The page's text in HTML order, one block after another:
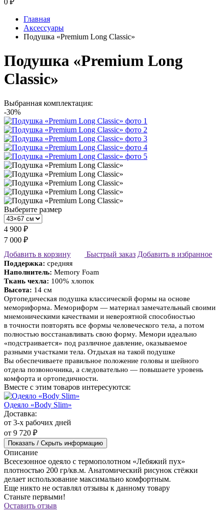
0 ₽
Главная
Аксессуары
Подушка «Premium Long Classic»
Подушка «Premium Long
Classic»
Выбранная комплектация:
-30%
Выберите размер
4 900 ₽
7 000 ₽
Добавить в корзину
Быстрый заказ Добавить в избранное
Поддержка: средняя
Наполнитель: Memory Foam
Ткань чехла: 100% хлопок
Высота: 14 см
Ортопедическая подушка классической формы на основе
мемориформа. Мемориформ — материал замечательный своими
мнемоническими качествами и невероятной способностью
в точности повторять все формы человеческого тела, а потом
полностью восстанавливать свою форму. Мемори идеально
«подстраивается» под различное давление, оказываемое
разными участками тела. Отдыхая на такой подушке
Вы обеспечиваете правильное положение головы и шейного
отдела позвоночника, а следовательно — повышаете уровень
комфорта и ортопедичности.
Вместе с этим товаров интересуются:
Одеяло «Body Slim»
Доставка:
от 3-х рабочих дней
от 9 720 ₽
Показать / Скрыть информацию
Описание
Всесезонное одеяло с термополотном «Лебяжий пух»
плотностью 200 гр/кв.м. Анатомический рисунок стёжки
делает использование максимально комфортным.
Еще никто не оставлял отзывы к данному товару
Станьте первыми!
Оставить отзыв